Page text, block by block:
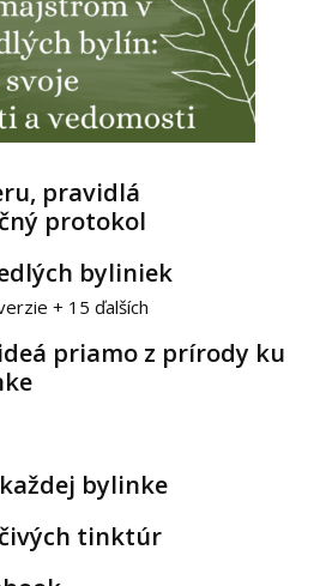
pravidlá
protokol
byliniek
+ 15 ďalších
priamo z prírody ku
bylinke
tinktúr